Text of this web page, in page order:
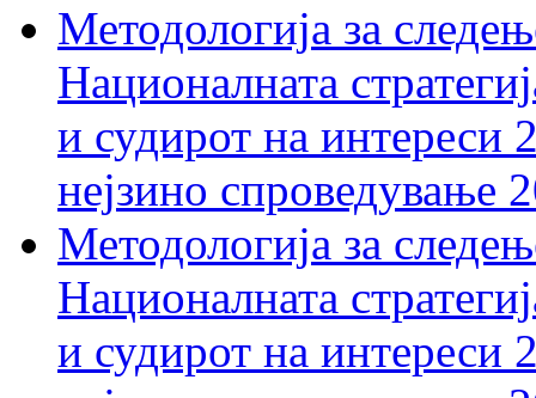
Методологија за
Националната
и судирот на интереси
нејзино спроведување
Методологија за
Националната
и судирот на интереси